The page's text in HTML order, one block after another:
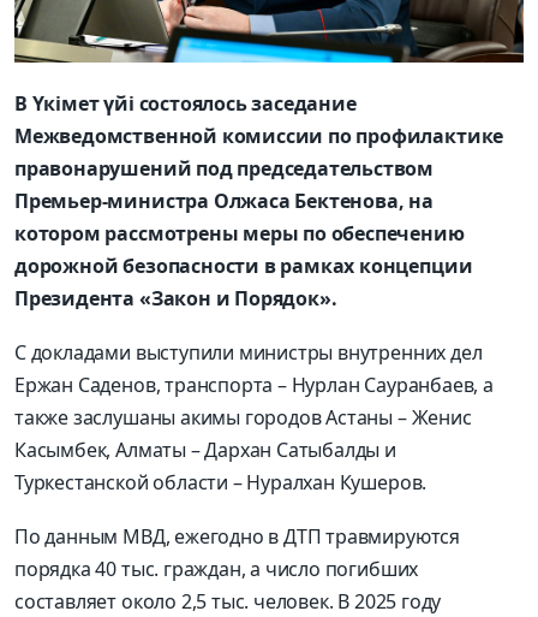
В Үкімет үйі состоялось заседание
Межведомственной комиссии по профилактике
правонарушений под председательством
Премьер-министра Олжаса Бектенова, на
котором рассмотрены меры по обеспечению
дорожной безопасности в рамках концепции
Президента «Закон и Порядок».
С докладами выступили министры внутренних дел
Ержан Саденов, транспорта – Нурлан Сауранбаев, а
также заслушаны акимы городов Астаны – Женис
Касымбек, Алматы – Дархан Сатыбалды и
Туркестанской области – Нуралхан Кушеров.
По данным МВД, ежегодно в ДТП травмируются
порядка 40 тыс. граждан, а число погибших
составляет около 2,5 тыс. человек. В 2025 году